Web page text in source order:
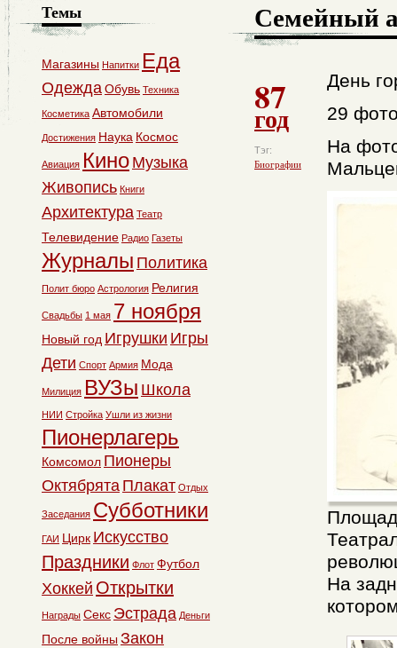
Семейный
87
год
Тэг:
Биографии
День
29
На
На
Темы
Магазины Напитки Еда
ОдеждаОбувь Техника
Косметика Автомобили
Достижения Наука Космос
Авиация Кино Музыка
Живопись Книги
Архитектура Театр
Телевидение Радио Газеты
Журналы Политика
Полит бюро Астрология Религия
Свадьбы 1 мая 7 ноября
Новый год Игрушки Игры
Дети Спорт Армия Мода
Милиция ВУЗы Школа
НИИ Стройка Ушли из жизни
Пионерлагерь
Комсомол Пионеры
Октябрята Плакат Отдых
Заседания Субботники
ГАИ Цирк Искусство
Праздники Флот Футбол
Хоккей Открытки
Награды Секс Эстрада Деньги
После войны Закон